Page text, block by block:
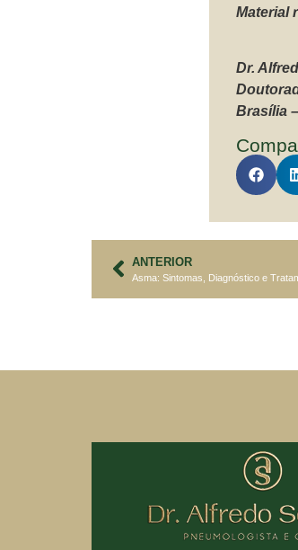
Material
Dr.
Brasília
ANTERIOR
Asma: Sintomas, Diagnóstico e